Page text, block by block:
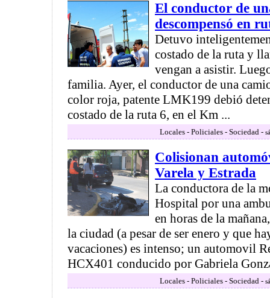
El conductor de
descompensó en
Detuvo
costado de la ruta y
vengan a asistir.
familia. Ayer, el conductor de una
color roja, patente LMK199 debió
costado de la ruta 6, en el Km ...
Locales - Policiales - Sociedad -
Colisionan
Varela y Estrada
La conductora de la
Hospital por una
en horas de la
la ciudad (a pesar de ser enero y que
vacaciones) es intenso; un automovil
HCX401 conducido por Gabriela
Locales - Policiales - Sociedad -